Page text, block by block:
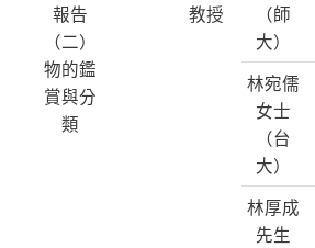
報告
（二）
物的鑑
賞與分
類
教授
（師
大）
林宛儒
女士
（台
大）
林厚成
先生